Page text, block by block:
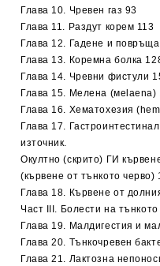
Глава 10. Чревен газ 93
Глава 11. Раздут корем 113
Глава 12. Гадене и
Глава 13. Коремна болка
Глава 14. Чревни фистули
Глава 15. Мелена (мelaena)
Глава 16. Хематохезия
Глава 17.
източник.
Окултно (скрито) ГИ
(кървене от тънкото черво)
Глава 18. Кървене от
Част III. Болести на
Глава 19. Малдигестия и
Глава 20. Тънкочревен
Глава 21. Лактозна